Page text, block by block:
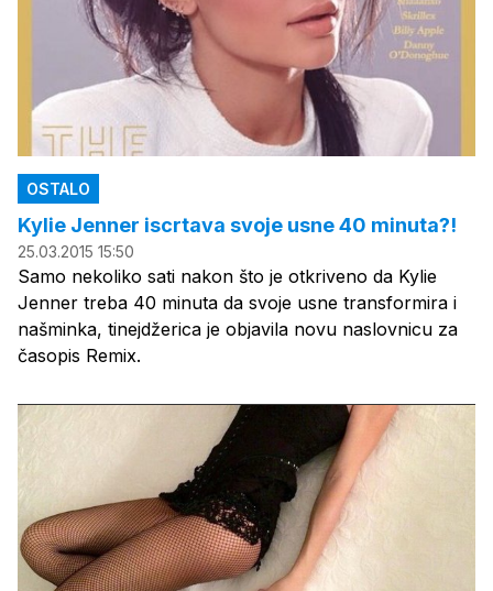
OSTALO
Kylie Jenner iscrtava svoje usne 40 minuta?!
25.03.2015 15:50
Samo nekoliko sati nakon što je otkriveno da Kylie
Jenner treba 40 minuta da svoje usne transformira i
našminka, tinejdžerica je objavila novu naslovnicu za
časopis Remix.